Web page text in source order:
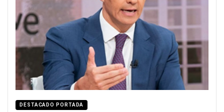
DESTACADO PORTADA